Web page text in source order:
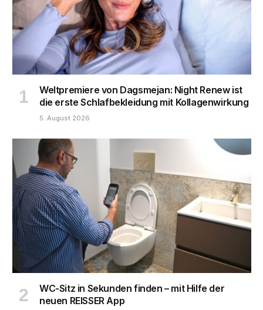
Weltpremiere von Dagsmejan: Night Renew ist
die erste Schlafbekleidung mit Kollagenwirkung
5. August 2026
WC-Sitz in Sekunden finden – mit Hilfe der
neuen REISSER App